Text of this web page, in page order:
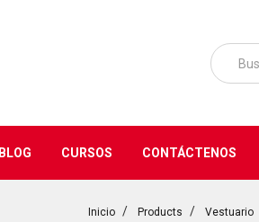
BLOG CURSOS CONTÁCTENOS
Inicio Products Vestuario